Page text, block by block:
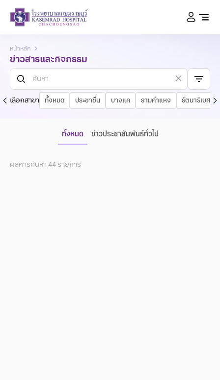
หน้าหลัก
ข่าวสารและกิจกรรม
เลือกสาขา ทั้งหมด ประชาชื่น บางแค รามคำแหง รัตนาธิเบศร์
ทั้งหมด ข่าวประชาสัมพันธ์ทั่วไป
ผลการค้นหา 44 รายการ